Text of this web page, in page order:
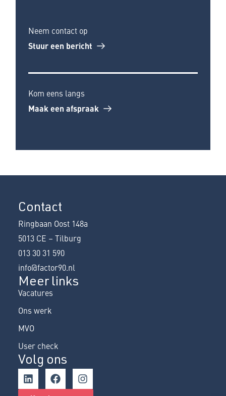
Neem contact op
Stuur een bericht
Kom eens langs
Maak een afspraak
Contact
Ringbaan Oost 148a
5013 CE – Tilburg
013 30 31 590
info@factor90.nl
Meer links
Vacatures
Ons werk
MVO
User check
Volg ons